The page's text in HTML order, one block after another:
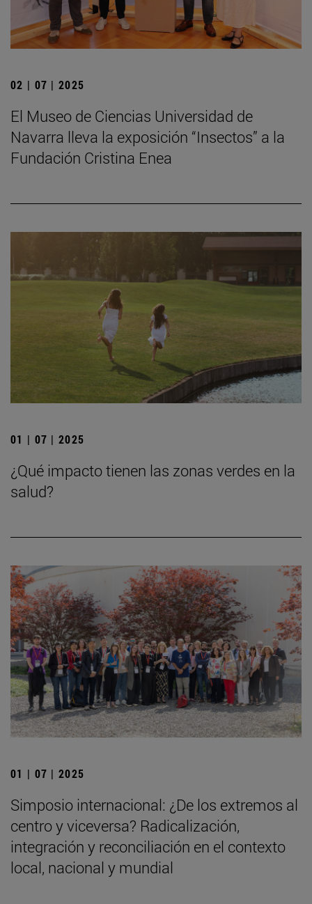
02 | 07 | 2025
El Museo de Ciencias Universidad de
Navarra lleva la exposición “Insectos” a la
Fundación Cristina Enea
01 | 07 | 2025
¿Qué impacto tienen las zonas verdes en la
salud?
01 | 07 | 2025
Simposio internacional: ¿De los extremos al
centro y viceversa? Radicalización,
integración y reconciliación en el contexto
local, nacional y mundial